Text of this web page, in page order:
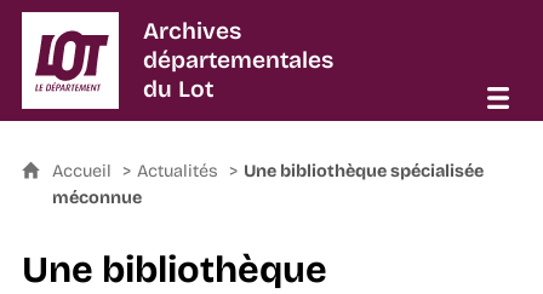
Archives
départementales
du Lot
Accueil Actualités
Une bibliothèque spécialisée
méconnue
Une bibliothèque